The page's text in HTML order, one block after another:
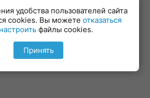
удобства пользователей сайта
cookies. Вы можете отказаться
настроить файлы cookies.
Принять